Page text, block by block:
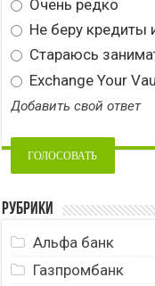
Очень редко
Не беру кредиты
Стараюсь
Exchange Your
Добавить свой ответ
Рубрики
Альфа банк
Газпромбанк